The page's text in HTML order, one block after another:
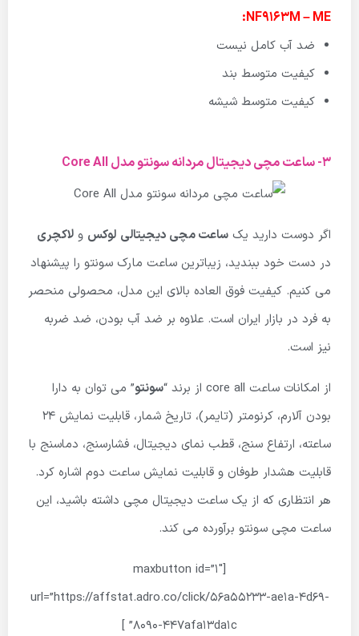
NF9163M – ME:
ضد آب کامل نیست
کیفیت متوسط بند
کیفیت متوسط شیشه
3- ساعت مچی دیجیتال مردانه سونتو مدل Core All
اگر دوست دارید یک ساعت مچی دیجیتالی لوکس و لاکچری
در دست خود ببندید، زیباترین ساعت مارک سونتو را پیشنهاد
می کنیم. کیفیت فوق العاده بالای این مدل، محصولی منحصر
به فرد در بازار ایران است. علاوه بر ضد آب بودن، ضد ضربه
نیز است.
از امکانات ساعت core all از برند “سونتو” می توان به دارا
بودن آلارم، کرنومتر (تایمر)، تاریخ شمار، قابلیت نمایش 24
ساعته، ارتفاع سنج، قطب نمای دیجیتال، فشارسنج، دماسنج با
قابلیت هشدار طوفان و قابلیت نمایش ساعت دوم اشاره کرد.
هر انتظاری که از یک ساعت دیجیتال مچی داشته باشید، این
ساعت مچی سونتو برآورده می کند.
[maxbutton id=”1″
url=”https://affstat.adro.co/click/56a55233-ae1a-4d69-
8090-447afa13da1c” ]